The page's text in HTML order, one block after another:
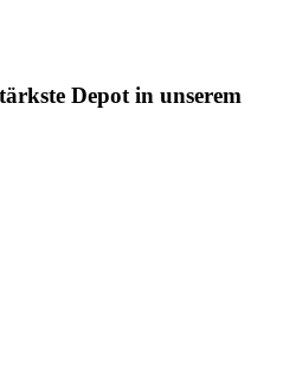
Depot in unserem